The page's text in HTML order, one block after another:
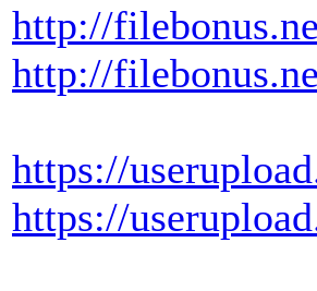
http://
http://
https://
https://